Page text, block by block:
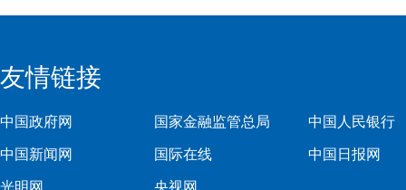
友情链接
中国政府网 国家金融监管总局 中国人民银行
中国新闻网 国际在线 中国日报网